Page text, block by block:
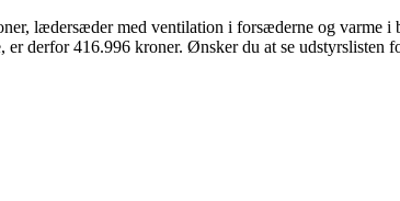
lædersæder med ventilation i forsæderne og varme
derfor 416.996 kroner. Ønsker du at se udstyrslisten